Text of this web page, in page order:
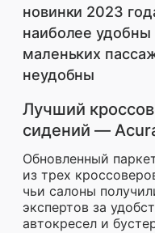
новинки 2023
наиболее
маленьких
неудобны
Лучший
сидений —
Обновленный
из трех
чьи салоны
экспертов за
автокресел и